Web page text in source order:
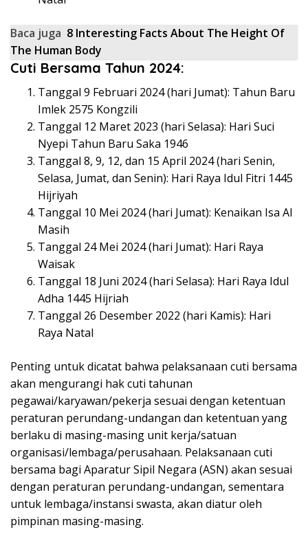
Baca juga 8 Interesting Facts About The Height Of
The Human Body
Cuti Bersama Tahun 2024:
Tanggal 9 Februari 2024 (hari Jumat): Tahun Baru
Imlek 2575 Kongzili
Tanggal 12 Maret 2023 (hari Selasa): Hari Suci
Nyepi Tahun Baru Saka 1946
Tanggal 8, 9, 12, dan 15 April 2024 (hari Senin,
Selasa, Jumat, dan Senin): Hari Raya Idul Fitri 1445
Hijriyah
Tanggal 10 Mei 2024 (hari Jumat): Kenaikan Isa Al
Masih
Tanggal 24 Mei 2024 (hari Jumat): Hari Raya
Waisak
Tanggal 18 Juni 2024 (hari Selasa): Hari Raya Idul
Adha 1445 Hijriah
Tanggal 26 Desember 2022 (hari Kamis): Hari
Raya Natal
Penting untuk dicatat bahwa pelaksanaan cuti bersama
akan mengurangi hak cuti tahunan
pegawai/karyawan/pekerja sesuai dengan ketentuan
peraturan perundang-undangan dan ketentuan yang
berlaku di masing-masing unit kerja/satuan
organisasi/lembaga/perusahaan. Pelaksanaan cuti
bersama bagi Aparatur Sipil Negara (ASN) akan sesuai
dengan peraturan perundang-undangan, sementara
untuk lembaga/instansi swasta, akan diatur oleh
pimpinan masing-masing.